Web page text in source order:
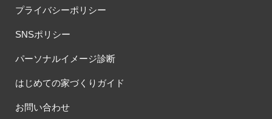
プライバシーポリシー
SNSポリシー
パーソナルイメージ診断
はじめての家づくりガイド
お問い合わせ